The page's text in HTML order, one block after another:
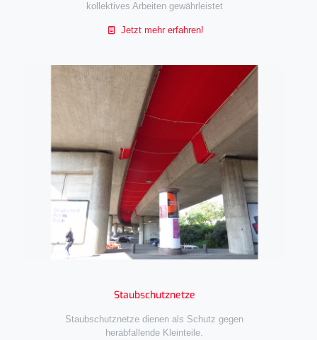
kollektives Arbeiten gewährleistet
Jetzt mehr erfahren!
Staubschutznetze
Staubschutznetze dienen als Schutz gegen
herabfallende Kleinteile.